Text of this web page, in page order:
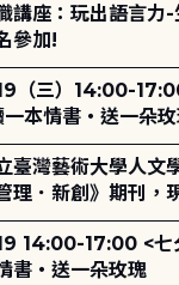
講座：玩出語言力
參加!
（三）14:00-
本情書・送一朵
臺灣藝術大學人文
理．新創》期刊，
向具回應力的博物
主題特刊稿件至
。
14:00-17:00 <七
書・送一朵玫瑰